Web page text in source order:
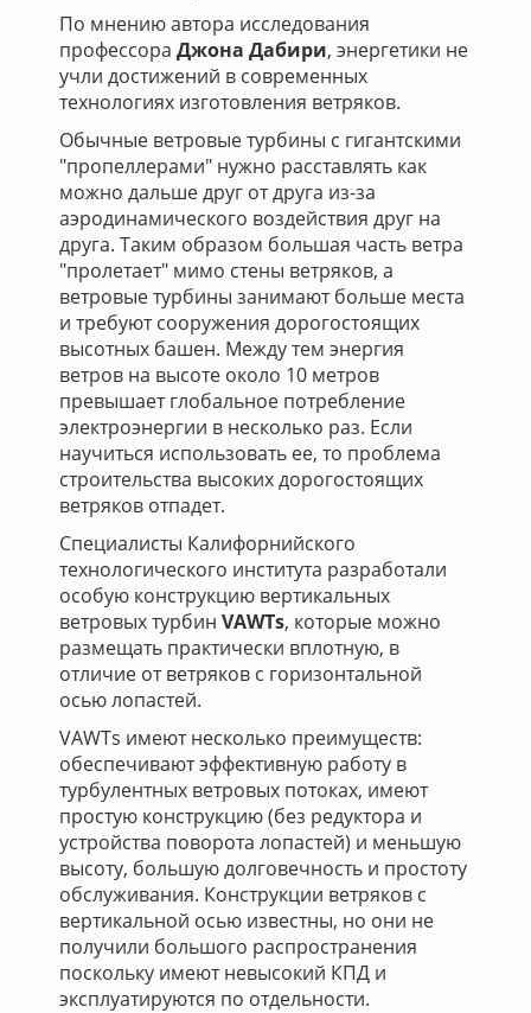
По мнению автора исследования
профессора Джона Дабири, энергетики не
учли достижений в современных
технологиях изготовления ветряков.
Обычные ветровые турбины с гигантскими
"пропеллерами" нужно расставлять как
можно дальше друг от друга из-за
аэродинамического воздействия друг на
друга. Таким образом большая часть ветра
"пролетает" мимо стены ветряков, а
ветровые турбины занимают больше места
и требуют сооружения дорогостоящих
высотных башен. Между тем энергия
ветров на высоте около 10 метров
превышает глобальное потребление
электроэнергии в несколько раз. Если
научиться использовать ее, то проблема
строительства высоких дорогостоящих
ветряков отпадет.
Специалисты Калифорнийского
технологического института разработали
особую конструкцию вертикальных
ветровых турбин VAWTs, которые можно
размещать практически вплотную, в
отличие от ветряков с горизонтальной
осью лопастей.
VAWTs имеют несколько преимуществ:
обеспечивают эффективную работу в
турбулентных ветровых потоках, имеют
простую конструкцию (без редуктора и
устройства поворота лопастей) и меньшую
высоту, большую долговечность и простоту
обслуживания. Конструкции ветряков с
вертикальной осью известны, но они не
получили большого распространения
поскольку имеют невысокий КПД и
эксплуатируются по отдельности.